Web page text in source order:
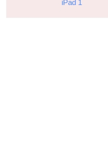
iPad 1